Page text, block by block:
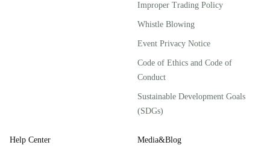
Improper Trading Policy
Whistle Blowing
Event Privacy Notice
Code of Ethics and Code of
Conduct
Sustainable Development Goals
(SDGs)
Help Center Media&Blog